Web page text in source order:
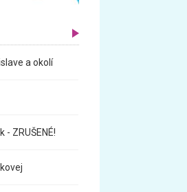
a okolí
ZRUŠENÉ!